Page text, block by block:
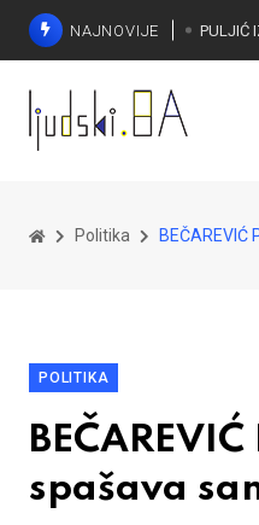
NAJNOVIJE
Politika BEČAREVIĆ
POLITIKA
spašava